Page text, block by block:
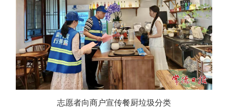
志愿者向商户宣传餐厨垃圾分类